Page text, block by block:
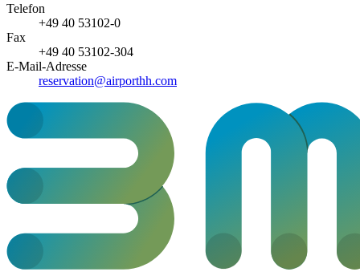
Telefon
+49 40 53102-0
Fax
+49 40 53102-304
E-Mail-Adresse
reservation@airporthh.com